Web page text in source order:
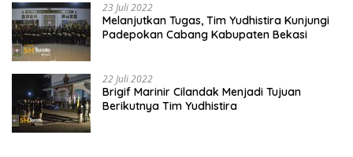
23 Juli 2022
Melanjutkan Tugas, Tim Yudhistira Kunjungi
Padepokan Cabang Kabupaten Bekasi
22 Juli 2022
Brigif Marinir Cilandak Menjadi Tujuan
Berikutnya Tim Yudhistira